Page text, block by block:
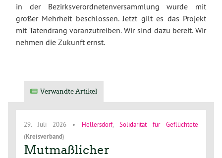
in der Bezirksverordnetenversammlung wurde mit
großer Mehrheit beschlossen. Jetzt gilt es das Projekt
mit Tatendrang voranzutreiben. Wir sind dazu bereit. Wir
nehmen die Zukunft ernst.
Verwandte Artikel
29. Juli 2026 • Hellersdorf, Solidarität für Geflüchtete
(Kreisverband)
Mutmaßlicher